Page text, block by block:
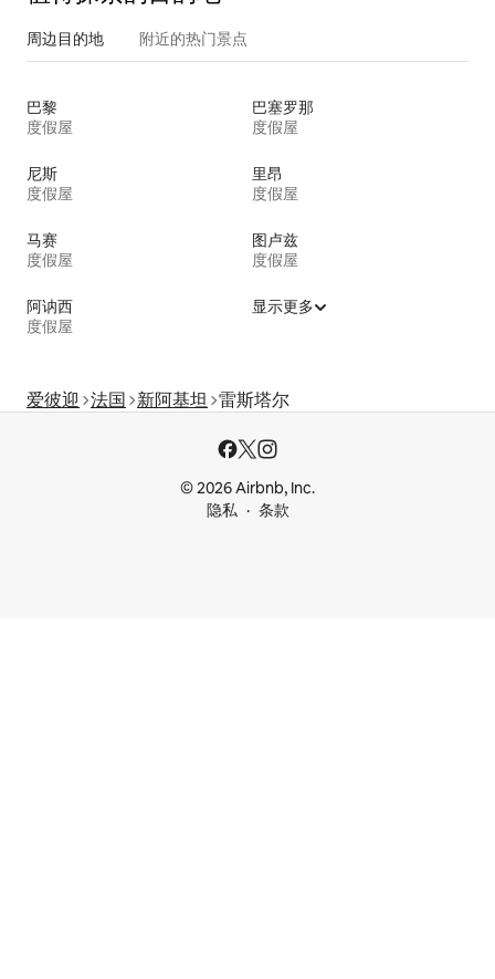
周边目的地 附近的热门景点
巴黎
度假屋
巴塞罗那
度假屋
尼斯
度假屋
里昂
度假屋
马赛
度假屋
图卢兹
度假屋
阿讷西
度假屋
显示更多
爱彼迎 法国 新阿基坦 雷斯塔尔
© 2026 Airbnb, Inc.
隐私
条款